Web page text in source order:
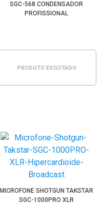
SGC-568 CONDENSADOR
PROFISSIONAL
PRODUTO ESGOTADO
MICROFONE SHOTGUN TAKSTAR
SGC-1000PRO XLR